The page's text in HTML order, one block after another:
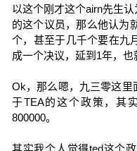
以这个刚才这个airn先生
的这个议员，那么他认为
个，甚至于几千个要在九
成一个决议，延到1年，也
Ok，那么嗯，九三零这里
于TEA的这个政策，其
800000。
其实我个人觉得ted这个